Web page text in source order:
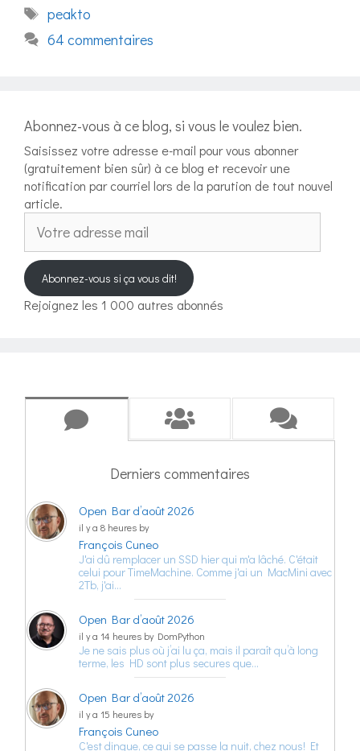
Étiquettes
peakto
64 commentaires
Abonnez-vous à ce blog, si vous le voulez bien.
Saisissez votre adresse e-mail pour vous abonner
(gratuitement bien sûr) à ce blog et recevoir une
notification par courriel lors de la parution de tout nouvel
article.
adresse
mail
Abonnez-vous si ça vous dit!
Rejoignez les 1 000 autres abonnés
Derniers commentaires
Open Bar d’août 2026
il y a 8 heures by
François Cuneo
J'ai dû remplacer un SSD hier qui m'a lâché. C'était
celui pour TimeMachine. Comme j'ai un MacMini avec
2Tb, j'ai…
Open Bar d’août 2026
il y a 14 heures by DomPython
Je ne sais plus où j’ai lu ça, mais il paraît qu’à long
terme, les HD sont plus secures que…
Open Bar d’août 2026
il y a 15 heures by
François Cuneo
C'est dingue, ce qui se passe la nuit, chez nous! Et